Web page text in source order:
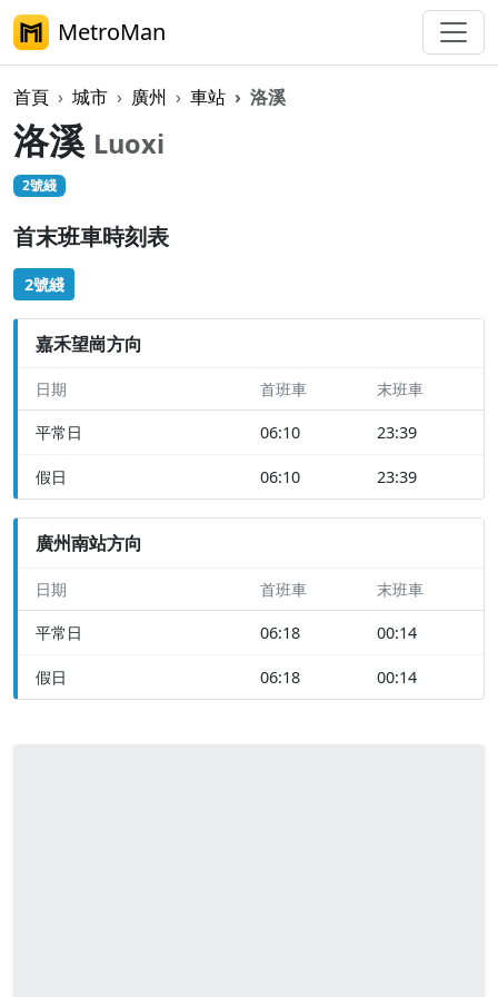
MetroMan
首頁 城市 廣州 車站 洛溪
洛溪 Luoxi
2號綫
首末班車時刻表
2號綫
嘉禾望崗方向
日期 首班車 末班車
平常日 06:10 23:39
假日 06:10 23:39
廣州南站方向
日期 首班車 末班車
平常日 06:18 00:14
假日 06:18 00:14